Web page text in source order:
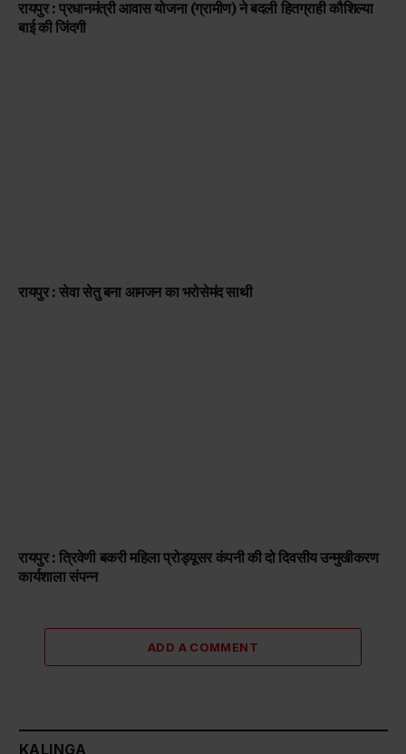
रायपुर : प्रधानमंत्री आवास योजना (ग्रामीण) ने बदली हितग्राही कौशिल्या
बाई की जिंदगी
रायपुर : सेवा सेतु बना आमजन का भरोसेमंद साथी
रायपुर : त्रिवेणी बकरी महिला प्रोड्यूसर कंपनी की दो दिवसीय उन्मुखीकरण
कार्यशाला संपन्न
ADD A COMMENT
KALINGA